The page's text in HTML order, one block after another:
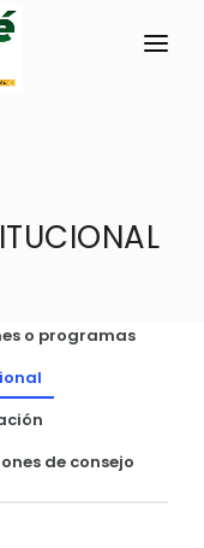
o programas
de consejo